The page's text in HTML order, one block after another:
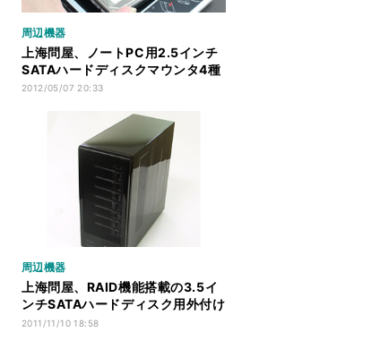
周辺機器
上海問屋、ノートPC用2.5インチ
SATAハードディスクマウンタ4種
2012/05/07 20:33
周辺機器
上海問屋、RAID機能搭載の3.5イ
ンチSATAハードディスク用外付け
ケース2種
2011/11/10 18:58